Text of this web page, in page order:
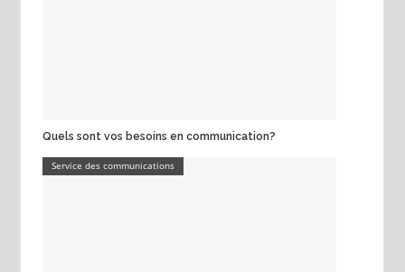
Quels sont vos besoins en communication?
Service des communications